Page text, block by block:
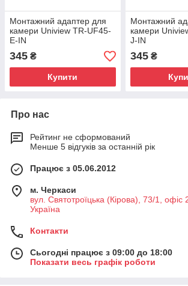
Монтажний адаптер для
камери Uniview TR-UF45-
E-IN
345 ₴
Купити
Монтажний
камери
J-IN
345₴
Про нас
Рейтинг не сформований
Менше 5 відгуків за останній рік
Працює з 05.06.2012
м. Черкаси
вул. Святотроїцька (Кірова), 73/1, офіс
Україна
Контакти
Сьогодні працює з 09:00 до 18:00
Показати весь графік роботи